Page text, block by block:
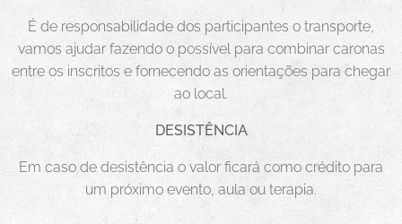
É de responsabilidade dos participantes o transporte,
vamos ajudar fazendo o possível para combinar caronas
entre os inscritos e fornecendo as orientações para chegar
ao local.
DESISTÊNCIA
Em caso de desistência o valor ficará como crédito para
um próximo evento, aula ou terapia.